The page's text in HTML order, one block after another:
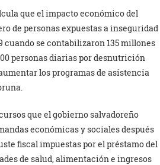
que el impacto económico del
de personas expuestas a inseguridad
cuando se contabilizaron 135 millones
personas diarias por desnutrición
los programas de asistencia
que el gobierno salvadoreño
económicas y sociales después
fiscal impuestas por el préstamo del
de salud, alimentación e ingresos